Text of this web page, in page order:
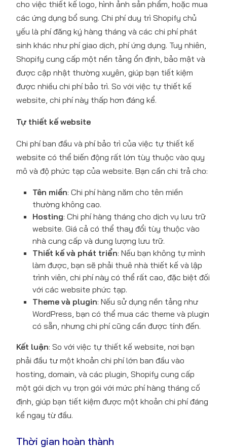
cho việc thiết kế logo, hình ảnh sản phẩm, hoặc mua
các ứng dụng bổ sung. Chi phí duy trì Shopify chủ
yếu là phí đăng ký hàng tháng và các chi phí phát
sinh khác như phí giao dịch, phí ứng dụng. Tuy nhiên,
Shopify cung cấp một nền tảng ổn định, bảo mật và
được cập nhật thường xuyên, giúp bạn tiết kiệm
được nhiều chi phí bảo trì. So với việc tự thiết kế
website, chi phí này thấp hơn đáng kể.
Tự thiết kế website
Chi phí ban đầu và phí bảo trì của việc tự thiết kế
website có thể biến động rất lớn tùy thuộc vào quy
mô và độ phức tạp của website. Bạn cần chi trả cho:
Tên miền: Chi phí hàng năm cho tên miền
thường không cao.
Hosting: Chi phí hàng tháng cho dịch vụ lưu trữ
website. Giá cả có thể thay đổi tùy thuộc vào
nhà cung cấp và dung lượng lưu trữ.
Thiết kế và phát triển: Nếu bạn không tự mình
làm được, bạn sẽ phải thuê nhà thiết kế và lập
trình viên, chi phí này có thể rất cao, đặc biệt đối
với các website phức tạp.
Theme và plugin: Nếu sử dụng nền tảng như
WordPress, bạn có thể mua các theme và plugin
có sẵn, nhưng chi phí cũng cần được tính đến.
Kết luận: So với việc tự thiết kế website, nơi bạn
phải đầu tư một khoản chi phí lớn ban đầu vào
hosting, domain, và các plugin, Shopify cung cấp
một gói dịch vụ trọn gói với mức phí hàng tháng cố
định, giúp bạn tiết kiệm được một khoản chi phí đáng
kể ngay từ đầu.
Thời gian hoàn thành